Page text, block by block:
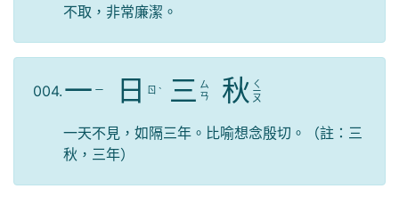
不取，非常廉潔。
004. 一 ㄧ 日 ㄖ ˋ 三 ㄙ
ㄢ
秋 ㄑ
ㄧ
ㄡ
一天不見，如隔三年。比喻想念殷切。（註：三
秋，三年）